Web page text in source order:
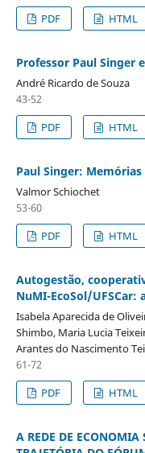
PDF
HTML
Professor Paul Singer
André Ricardo de Souza
43-52
PDF
HTML
Paul Singer:
Valmor Schiochet
53-60
PDF
HTML
Autogestão,
NuMI-EcoSol/UFSCar:
Isabela Aparecida de
Shimbo, Maria Lucia
Arantes do Nascimento
61-72
PDF
HTML
A REDE DE